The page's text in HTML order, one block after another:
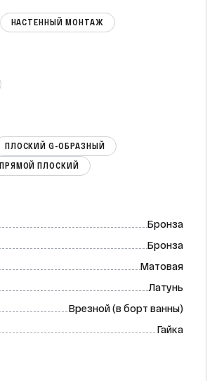
НАСТЕННЫЙ МОНТАЖ
ПЛОСКИЙ G-ОБРАЗНЫЙ
ПРЯМОЙ ПЛОСКИЙ
Бронза
Бронза
Матовая
Латунь
Врезной (в борт ванны)
Гайка